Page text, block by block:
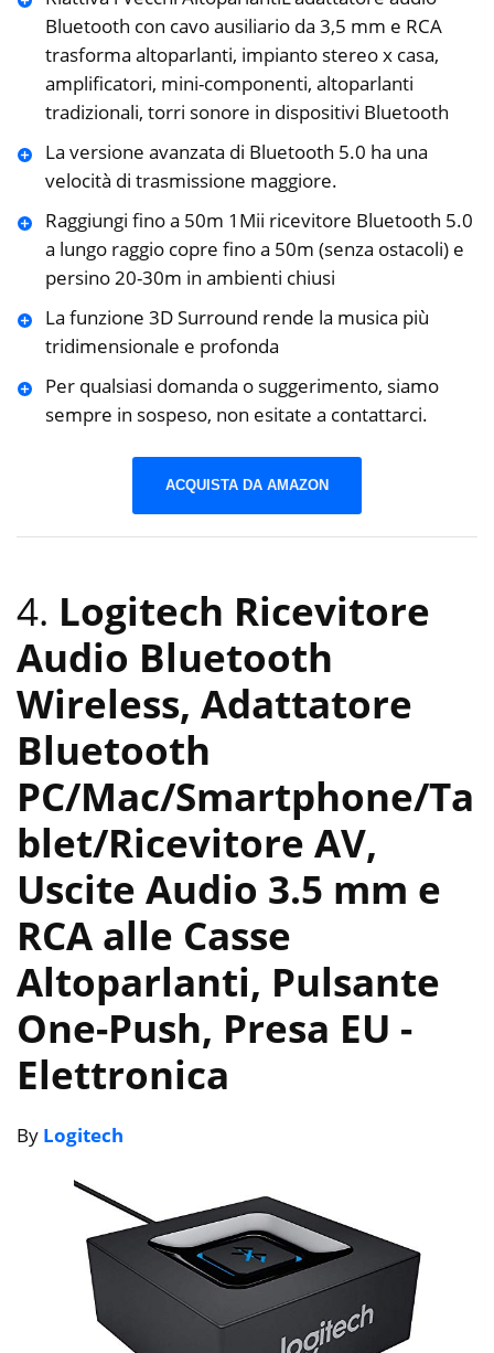
Bluetooth con cavo ausiliario da 3,5 mm e RCA
trasforma altoparlanti, impianto stereo x casa,
amplificatori, mini-componenti, altoparlanti
tradizionali, torri sonore in dispositivi Bluetooth
La versione avanzata di Bluetooth 5.0 ha una
velocità di trasmissione maggiore.
Raggiungi fino a 50m 1Mii ricevitore Bluetooth 5.0
a lungo raggio copre fino a 50m (senza ostacoli) e
persino 20-30m in ambienti chiusi
La funzione 3D Surround rende la musica più
tridimensionale e profonda
Per qualsiasi domanda o suggerimento, siamo
sempre in sospeso, non esitate a contattarci.
ACQUISTA DA AMAZON
4. Logitech Ricevitore
Audio Bluetooth
Wireless, Adattatore
Bluetooth
‎PC/Mac/Smartphone/Ta
blet/Ricevitore AV,
Uscite Audio 3.5 mm e
RCA alle Casse
Altoparlanti, ‎Pulsante
One-Push, Presa EU -
Elettronica
By Logitech